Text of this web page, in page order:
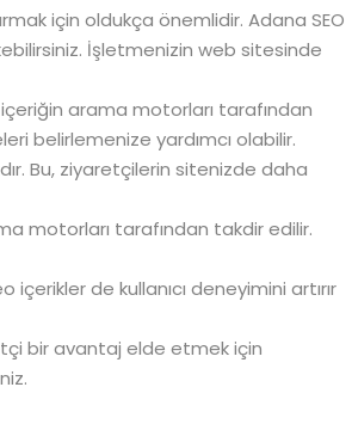
için oldukça önemlidir. Adana SEO
İşletmenizin web sitesinde
arama motorları tarafından
belirlemenize yardımcı olabilir.
Bu, ziyaretçilerin sitenizde daha
motorları tarafından takdir edilir.
içerikler de kullanıcı deneyimini artırır
bir avantaj elde etmek için